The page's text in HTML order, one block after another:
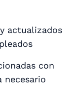
actualizados
con
necesario